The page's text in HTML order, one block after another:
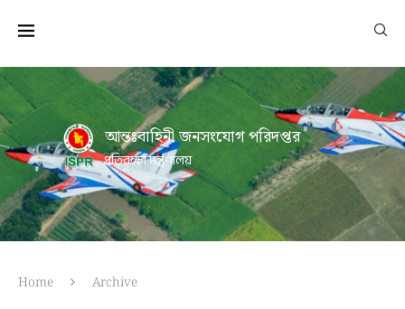
আন্তঃবাহিনী জনসংযোগ পরিদপ্তর
প্রতিরক্ষা মন্ত্রণালয়
Home Archive